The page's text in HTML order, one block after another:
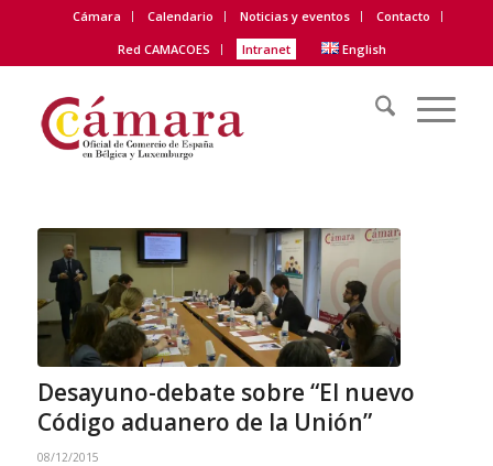
Cámara Calendario Noticias y eventos
Contacto
Red CAMACOES
Intranet English
Desayuno-debate sobre “El nuevo
Código aduanero de la Unión”
08/12/2015